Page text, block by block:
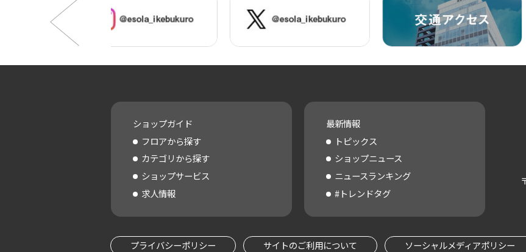
ショップガイド
フロアから探す
カテゴリから探す
ショップサービス
求人情報
最新情報
トピックス
ショップニュース
ニュースランキング
#トレンドタグ
プライバシーポリシー サイトのご利用について ソーシャルメディアポリシー